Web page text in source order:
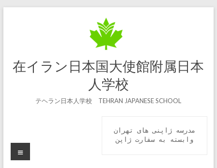
在イラン日本国大使館附属日本
人学校
テヘラン日本人学校 TEHRAN JAPANESE SCHOOL
مدرسه ژاپنی های تهران
メ
ニ